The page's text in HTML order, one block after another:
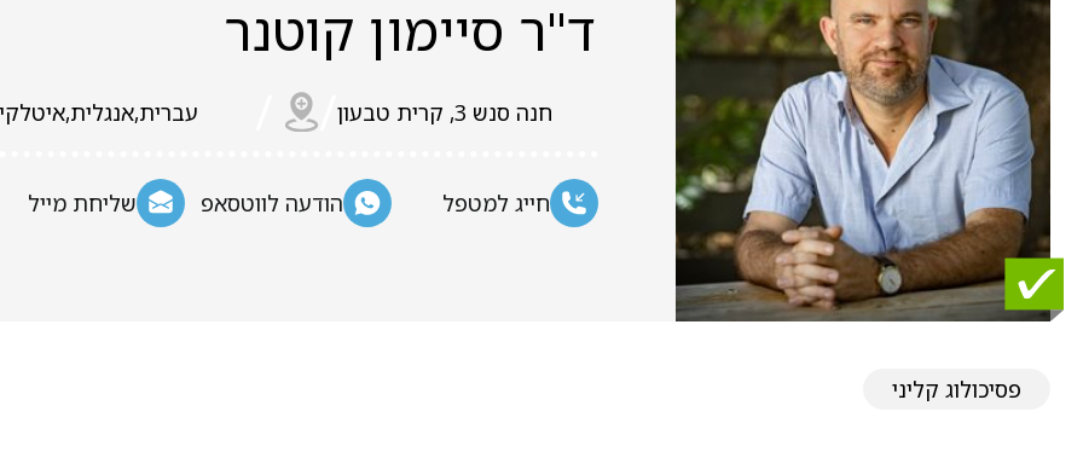
ד"ר סיימון קוטנר
חנה סנש 3, קרית טבעון
חייג למטפל הודעה לווטסאפ שליחת מייל
פסיכולוג קליני